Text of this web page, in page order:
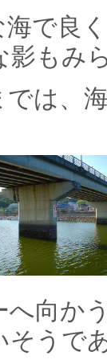
で良
影もみ
は、
へ向か
そうで